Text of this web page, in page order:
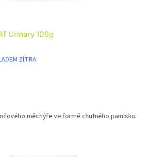
Urinary 100g
ZÍTRA
měchýře ve formě chutného pamlsku.